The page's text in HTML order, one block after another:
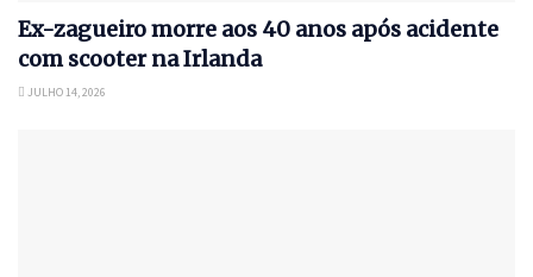
Ex-zagueiro morre aos 40 anos após acidente
com scooter na Irlanda
JULHO 14, 2026